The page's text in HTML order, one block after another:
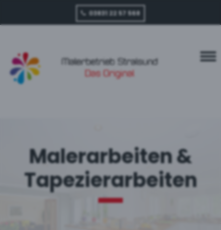
03831 22 57 568
Malerarbeiten &
Tapezierarbeiten